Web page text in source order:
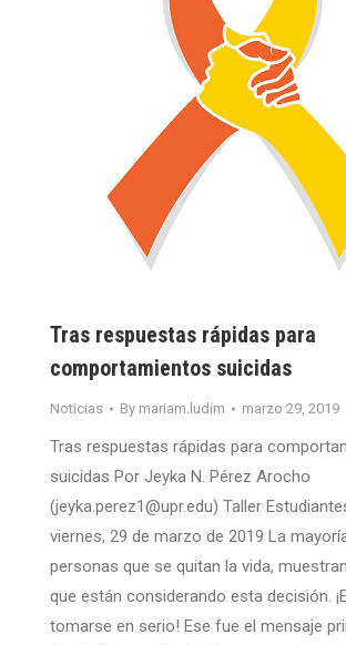
Tras respuestas rápidas para
comportamientos suicidas
Noticias By mariam.ludim marzo 29, 2019
Tras respuestas rápidas para
suicidas Por Jeyka N. Pérez Arocho
(jeyka.perez1@upr.edu) Taller
viernes, 29 de marzo de 2019 La
personas que se quitan la vida,
que están considerando esta decisión.
tomarse en serio! Ese fue el mensaje